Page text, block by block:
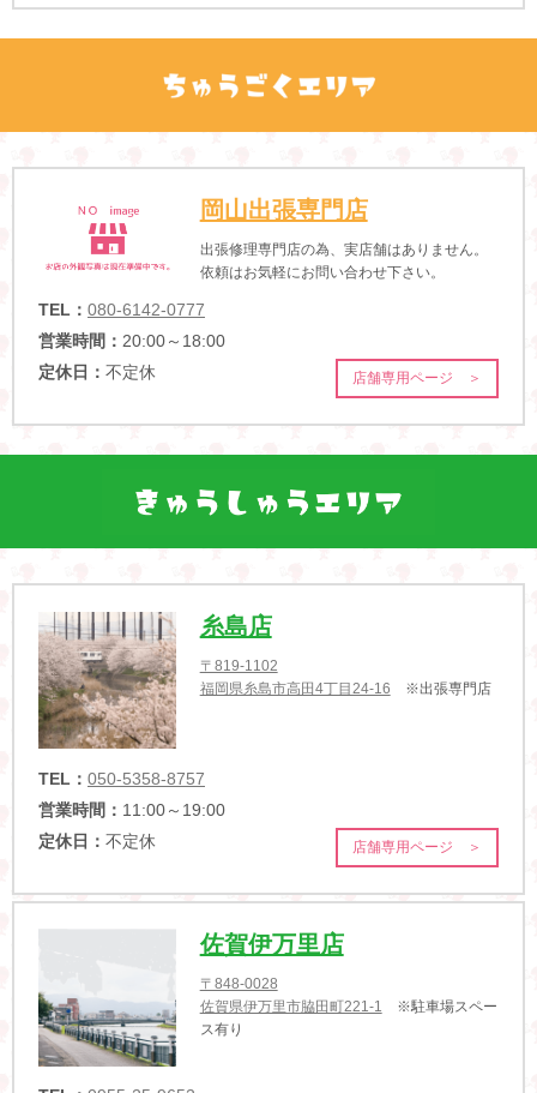
岡山出張専門店
出張修理専門店の為、実店舗はありません。
依頼はお気軽にお問い合わせ下さい。
TEL： 080-6142-0777
営業時間： 20:00～18:00
定休日： 不定休 店舗専用ページ ＞
糸島店
〒819-1102
福岡県糸島市高田4丁目24-16 ※出張専門店
TEL： 050-5358-8757
営業時間： 11:00～19:00
定休日： 不定休 店舗専用ページ ＞
佐賀伊万里店
〒848-0028
佐賀県伊万里市脇田町221-1
※駐車場スペー
ス有り